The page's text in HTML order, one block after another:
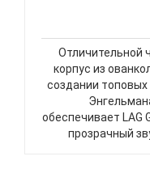
Отличительной
корпус из
создании
обеспечивает LAG
прозрачный